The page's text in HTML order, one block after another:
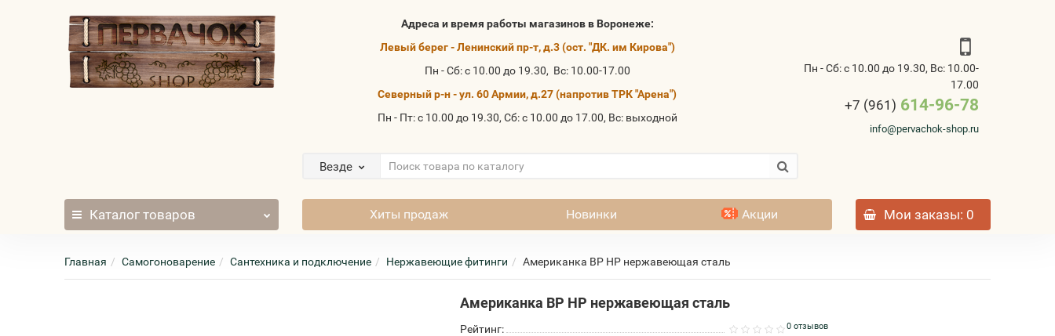
Адреса и время работы магазинов в Воронеже:
Левый берег - Ленинский пр-т, д.3 (ост. "ДК. им Кирова")
Пн - Сб: с 10.00 до 19.30, Вс: 10.00-17.00
Северный р-н - ул. 60 Армии, д.27 (напротив ТРК "Арена")
Пн - Пт: с 10.00 до 19.30, Сб: с 10.00 до 17.00, Вс: выходной
Везде
Пн - Сб: с 10.00 до 19.30, Вс: 10.00-
17.00
+7 (961) 614-96-78
info@pervachok-shop.ru
Каталог товаров Хиты продаж Новинки Акции Мои заказы: 0
Главная Самогоноварение Сантехника и подключение Нержавеющие фитинги Американка ВР НР нержавеющая сталь
Американка ВР НР нержавеющая сталь
Рейтинг: 0 отзывов